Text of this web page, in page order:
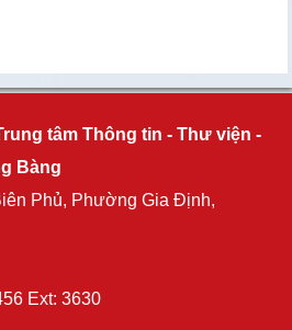
tâm Thông tin - Thư viện -
Bàng
Phủ, Phường Gia Định,
Ext: 3630